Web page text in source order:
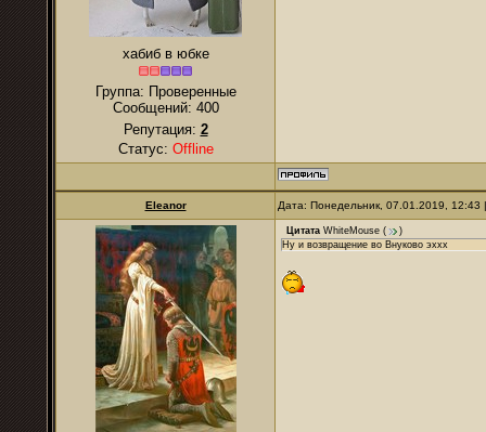
хабиб в юбке
Группа: Проверенные
Сообщений: 400
Репутация: 2
Статус: Offline
Eleanor Дата: Понедельник, 07.01.2019,
Цитата WhiteMouse (
)
Ну и возвращение во Внуково эххх